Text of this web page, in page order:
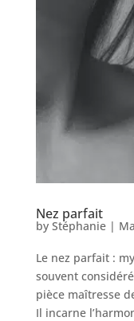
Tarifs
Nos
chirurgiens
FAQ
Services
Nez parfait
by Stéphanie|
Le nez parfait :
souvent
pièce maîtresse
Il incarne